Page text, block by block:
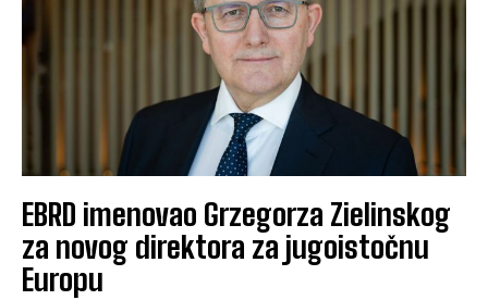
EBRD imenovao Grzegorza Zielinskog
za novog direktora za jugoistočnu
Europu